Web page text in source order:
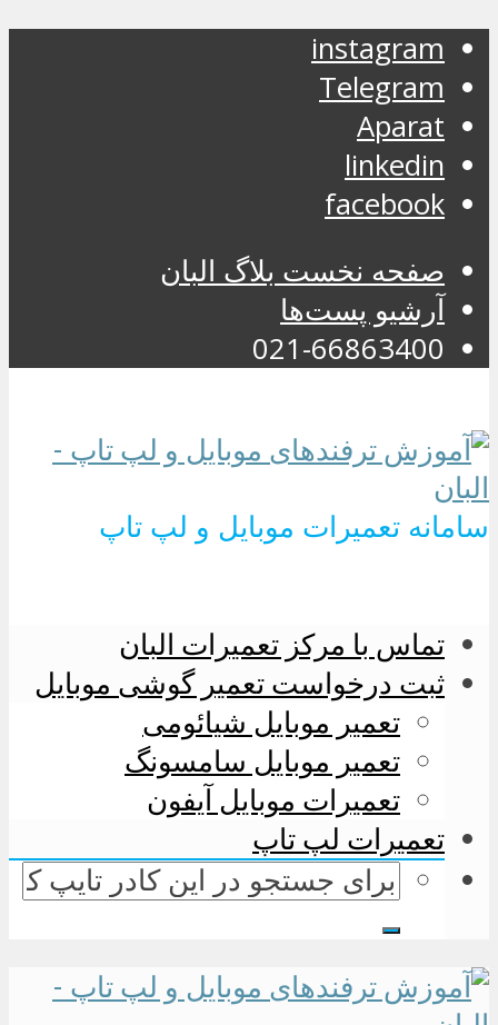
instagram
Telegram
Aparat
linkedin
facebook
صفحه نخست بلاگ البان
آرشیو پست‌ها
021-66863400
سامانه تعمیرات موبایل و لپ تاپ
تماس با مرکز تعمیرات البان
ثبت درخواست تعمیر گوشی موبایل
تعمیر موبایل شیائومی
تعمیر موبایل سامسونگ
تعمیرات موبایل آیفون
تعمیرات لپ تاپ